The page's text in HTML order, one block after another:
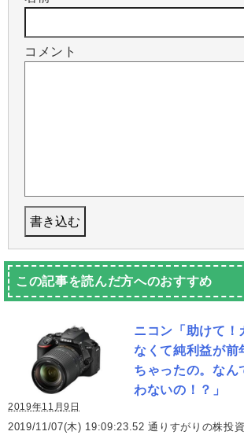
コメント
この記事を読んだ方へのおすすめ
ニコン「助けて！
なくて純利益が前
ちゃったの。なん
わないの！？」
2019年11月9日
2019/11/07(木) 19:09:23.52 通りすがりの株投